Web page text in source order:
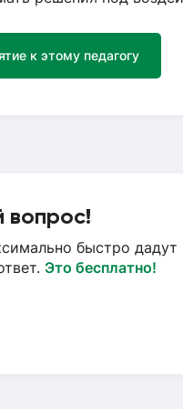
к этому педагогу
вопрос!
быстро дадут
Это бесплатно!